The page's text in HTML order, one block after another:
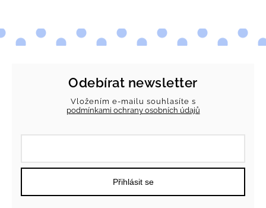
Odebírat newsletter
Vložením e-mailu souhlasíte s
podmínkami ochrany osobních údajů
Přihlásit se